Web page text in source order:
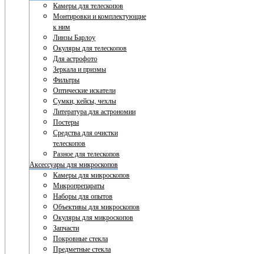
Камеры для телескопов
Монтировки и комплектующие
к ним
Линзы Барлоу
Окуляры для телескопов
Для астрофото
Зеркала и призмы
Фильтры
Оптические искатели
Сумки, кейсы, чехлы
Литература для астрономии
Постеры
Средства для очистки
телескопов
Разное для телескопов
Аксессуары для микроскопов
Камеры для микроскопов
Микропрепараты
Наборы для опытов
Объективы для микроскопов
Окуляры для микроскопов
Запчасти
Покровные стекла
Предметные стекла